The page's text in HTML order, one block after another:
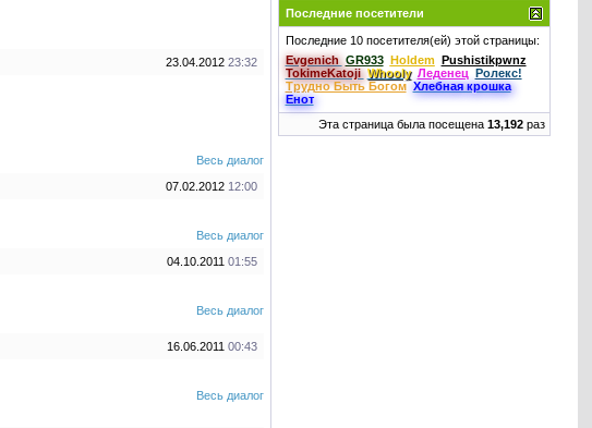
23.04.2012 23:32
Весь диалог
07.02.2012 12:00
Весь диалог
04.10.2011 01:55
Весь диалог
16.06.2011 00:43
Весь диалог
Последние посетители
Последние 10 посетителя(ей) этой страницы:
Evgenich GR933 Holdem Pushistikpwnz
TokimeKatoji Whooly Леденец Ролекс!
Трудно Быть Богом Хлебная крошкa
Енот
Эта страница была посещена 13,192раз